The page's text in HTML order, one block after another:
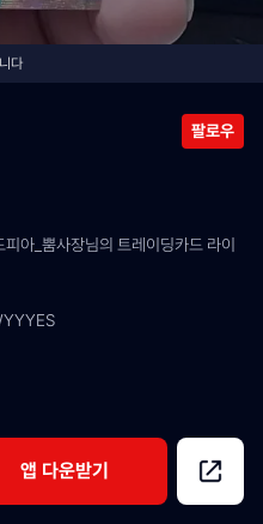
다
팔로우
아_뿜사장님의 트레이딩카드 라이
앱 다운받기